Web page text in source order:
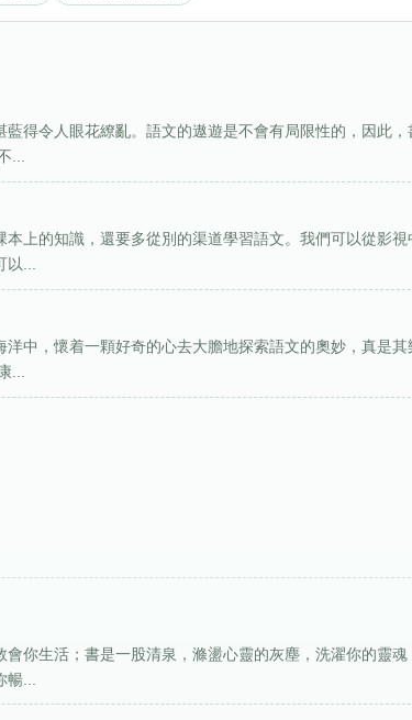
得令人眼花繚亂。語文的遨遊是不會有局限性的，因此，
...
上的知識，還要多從別的渠道學習語文。我們可以從影視
...
中，懷着一顆好奇的心去大膽地探索語文的奧妙，真是其
...
你生活；書是一股清泉，滌盪心靈的灰塵，洗濯你的靈魂
...